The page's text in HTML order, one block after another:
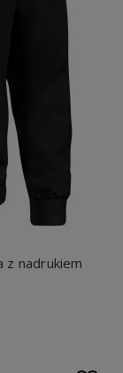
z nadrukiem